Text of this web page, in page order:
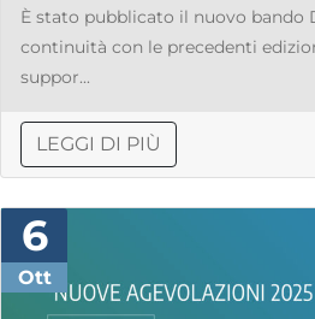
È stato pubblicato il nuovo bando
continuità con le precedenti
suppor...
LEGGI DI PIÙ
6
Ott